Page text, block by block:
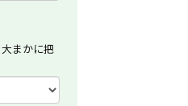
まかに把